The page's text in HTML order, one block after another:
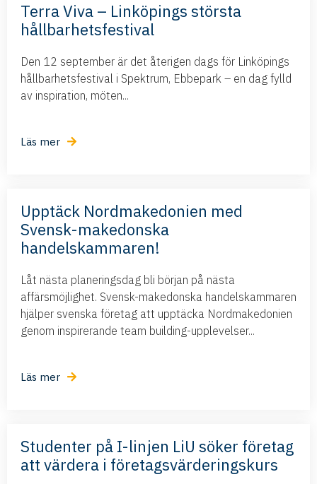
Terra Viva – Linköpings största
hållbarhetsfestival
Den 12 september är det återigen dags för Linköpings
hållbarhetsfestival i Spektrum, Ebbepark – en dag fylld
av inspiration, möten...
Läs mer
Upptäck Nordmakedonien med
Svensk-makedonska
handelskammaren!
Låt nästa planeringsdag bli början på nästa
affärsmöjlighet. Svensk-makedonska handelskammaren
hjälper svenska företag att upptäcka Nordmakedonien
genom inspirerande team building-upplevelser...
Läs mer
Studenter på I-linjen LiU söker företag
att värdera i företagsvärderingskurs